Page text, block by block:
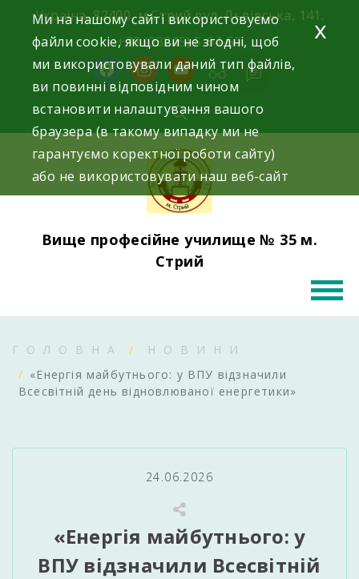
content
Україна, 82400, м.Стрий вул. Львівська, 141.
+38 (03245) 5-64-50
facebookinstagram
youtube
Вище професійне училище № 35 м.
Стрий
ГОЛОВНА
НОВИНИ
«Енергія майбутнього: у ВПУ відзначили
Всесвітній день відновлюваної енергетики»
24.06.2026
«Енергія майбутнього: у
ВПУ відзначили Всесвітній
Ми на нашому сайті використовуємо
файли cookie, якщо ви не згодні, щоб
ми використовували даний тип файлів,
ви повинні відповідним чином
встановити налаштування вашого
браузера (в такому випадку ми не
гарантуємо коректної роботи сайту)
або не використовувати наш веб-сайт
x